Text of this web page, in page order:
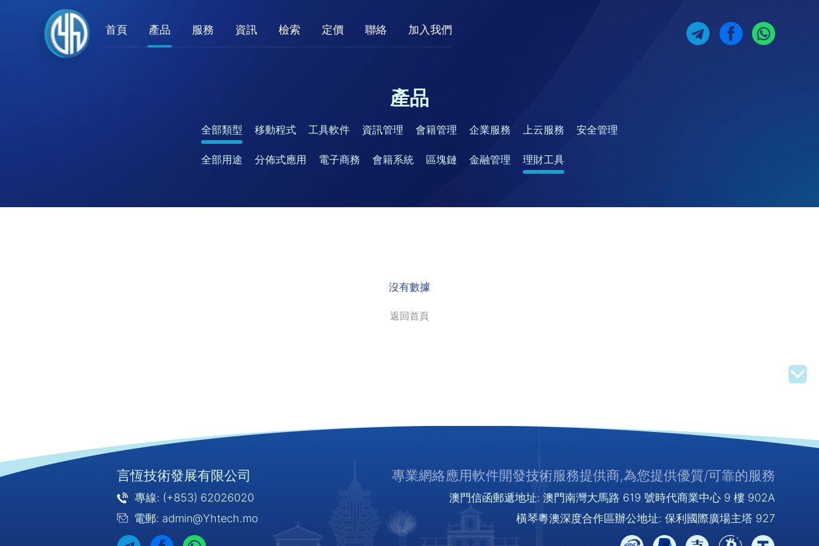
首頁 產品 服務 資訊 檢索 定價 聯絡 加入我們
產品
全部類型 移動程式 工具軟件 資訊管理 會籍管理 企業服務 上云服務 安全管理
全部用途 分佈式應用 電子商務 會籍系統 區塊鏈 金融管理 理財工具
沒有數據
返回首頁
言恆技術發展有限公司
專線: (+853) 62026020
電郵: admin@Yhtech.mo
專業網絡應用軟件開發技術服務提供商,為您提供優質/可靠的服務
澳門信函郵遞地址: 澳門南灣大馬路 619 號時代商業中心 9 樓 902A
橫琴粵澳深度合作區辦公地址: 保利國際廣場主塔 927